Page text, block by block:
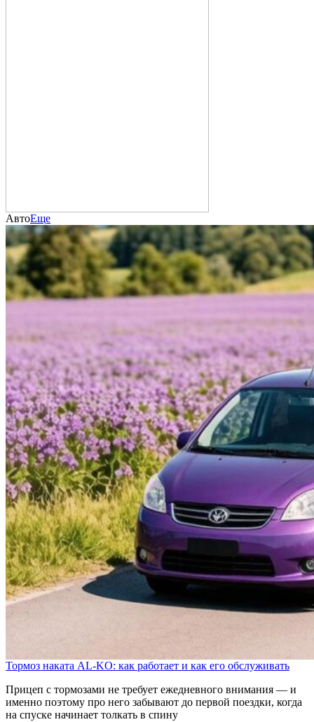
АвтоЕще
Тормоз наката AL-KO: как работает и как его обслуживать
Прицеп с тормозами не требует ежедневного внимания — и
именно поэтому про него забывают до первой поездки, когда
на спуске начинает толкать в спину